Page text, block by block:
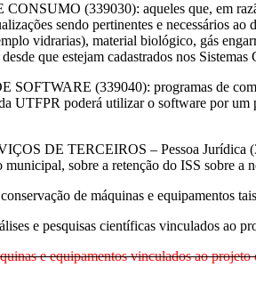
(339030): aqueles que, em
sendo pertinentes e necessários
vidrarias), material biológico, gás
que estejam cadastrados nos
(339040): programas de
UTFPR poderá utilizar o software por um
DE TERCEIROS – Pessoa Jurídica
municipal, sobre a retenção do ISS sobre
de máquinas e equipamentos
e pesquisas científicas vinculados ao
e equipamentos vinculados ao projeto